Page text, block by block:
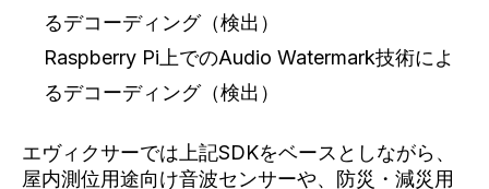
るデコーディング（検出）
Raspberry Pi上でのAudio Watermark技術によ
るデコーディング（検出）
エヴィクサーでは上記SDKをベースとしながら、
屋内測位用途向け音波センサーや、防災・減災用